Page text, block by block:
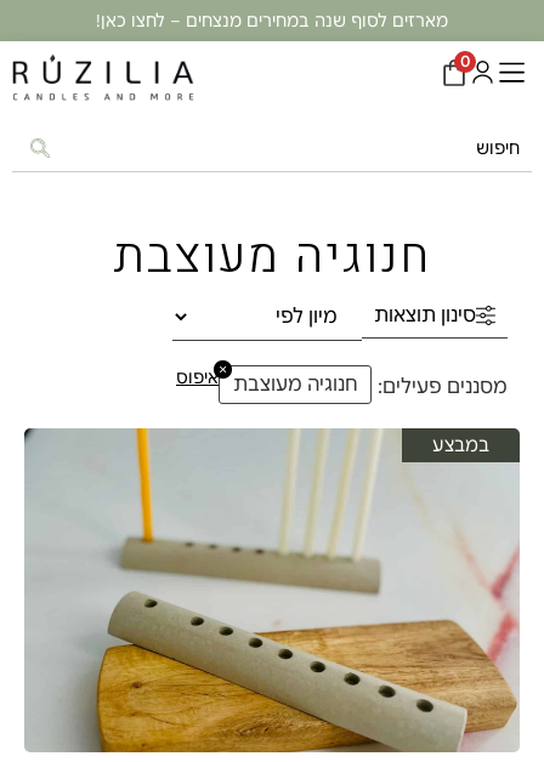
מארזים לסוף שנה במחירים מנצחים – לחצו כאן!
0
חנוגיה מעוצבת
סינון תוצאות
מסננים פעילים: חנוגיה מעוצבת
×איפוס
במבצע